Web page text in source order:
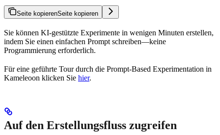
Seite kopierenSeite kopieren
Sie können KI-gestützte Experimente in wenigen Minuten erstellen,
indem Sie einen einfachen Prompt schreiben—keine
Programmierung erforderlich.
Für eine geführte Tour durch die Prompt-Based Experimentation in
Kameleoon klicken Sie hier.
Auf den Erstellungsfluss zugreifen